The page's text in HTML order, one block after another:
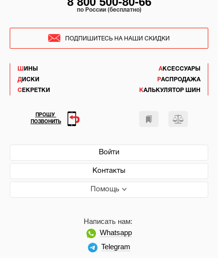
ШИНЫ
ДИСКИ
СЕКРЕТКИ
АКСЕССУАРЫ
РАСПРОДАЖА
КАЛЬКУЛЯТОР ШИН
Войти
Контакты
Помощь
Написать нам:
Whatsapp
Telegram
по России (бесплатно)
ПОДПИШИТЕСЬ НА НАШИ СКИДКИ
ПРОШУ
ПОЗВОНИТЬ